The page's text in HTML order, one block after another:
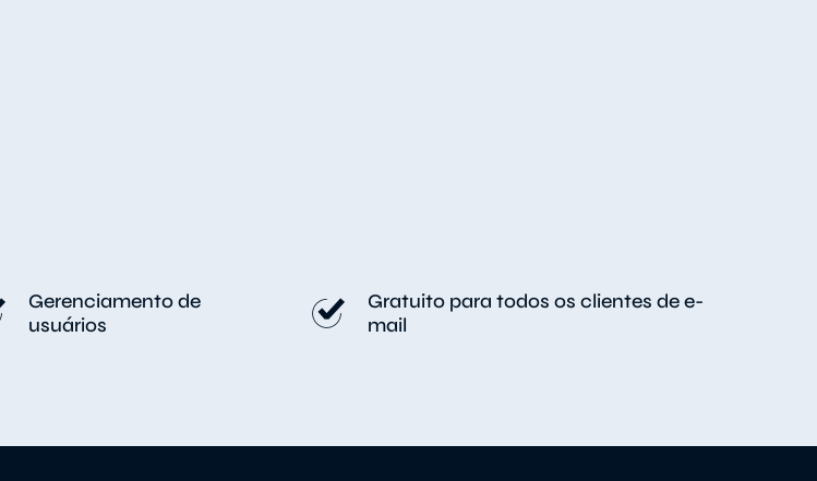
Gerenciamento de
usuários
Gratuito para todos os clientes de e-
mail